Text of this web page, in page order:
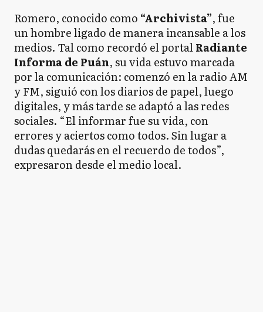
Romero, conocido como “Archivista”, fue
un hombre ligado de manera incansable a los
medios. Tal como recordó el portalRadiante
Informa de Puán, su vida estuvo marcada
por la comunicación: comenzó en la radio AM
y FM, siguió con los diarios de papel, luego
digitales, y más tarde se adaptó a las redes
sociales. “El informar fue su vida, con
errores y aciertos como todos. Sin lugar a
dudas quedarás en el recuerdo de todos”,
expresaron desde el medio local.